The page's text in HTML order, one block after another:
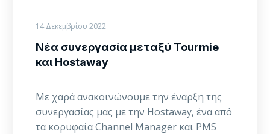
14 Δεκεμβρίου 2022
Νέα συνεργασία μεταξύ Tourmie
και Hostaway
Με χαρά ανακοινώνουμε την έναρξη της
συνεργασίας μας με την Hostaway, ένα από
τα κορυφαία Channel Manager και PMS